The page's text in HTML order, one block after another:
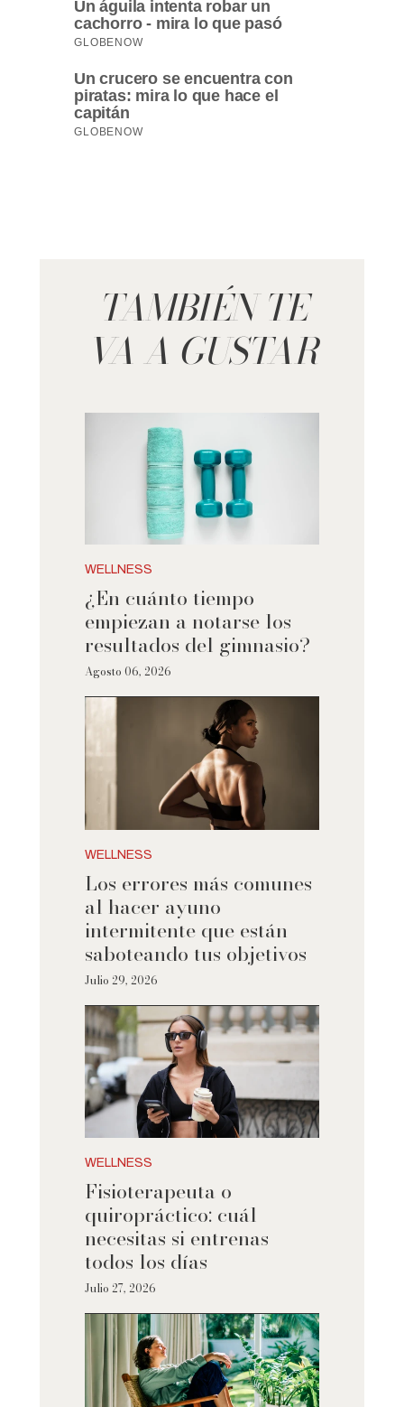
TAMBIÉN TE
VA A GUSTAR
WELLNESS
¿En cuánto tiempo
empiezan a notarse los
resultados del gimnasio?
Agosto 06, 2026
WELLNESS
Los errores más comunes
al hacer ayuno
intermitente que están
saboteando tus objetivos
Julio 29, 2026
WELLNESS
Fisioterapeuta o
quiropráctico: cuál
necesitas si entrenas
todos los días
Julio 27, 2026